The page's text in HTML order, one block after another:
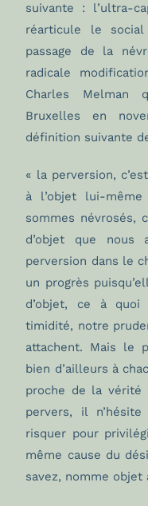
suivante : l’ultra-
réarticule le
passage de la
radicale
Charles Melman
Bruxelles en
définition suivante
« la perversion,
à l’objet lui-
sommes névrosés,
d’objet que nous
perversion dans le
un progrès
d’objet, ce à
timidité, notre
attachent. Mais le
bien d’ailleurs à
proche de la vérité
pervers, il
risquer pour
même cause du
savez, nomme objet